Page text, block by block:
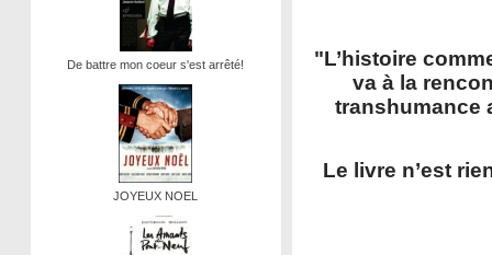
De battre mon coeur s'est arrêté!
JOYEUX NOEL
"L’histoire
va à la
transhumance
Le livre n’est